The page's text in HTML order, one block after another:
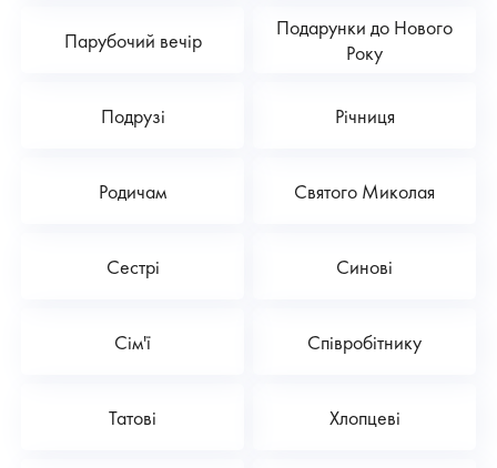
Парубочий вечір
Подарунки до Нового
Року
Подрузі Річниця
Родичам Святого Миколая
Сестрі Синові
Сім'ї Співробітнику
Татові Хлопцеві